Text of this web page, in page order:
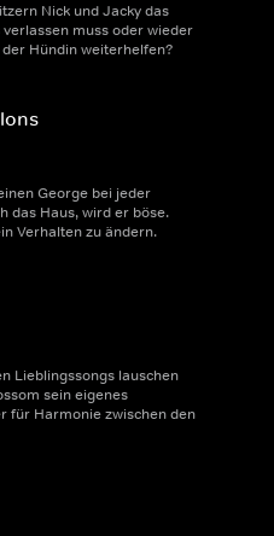
Nick und Jacky das
muss oder wieder
Hündin weiterhelfen?
George bei jeder
das Haus, wird er böse.
Verhalten zu ändern.
Lieblingssongs lauschen
sein eigenes
für Harmonie zwischen den